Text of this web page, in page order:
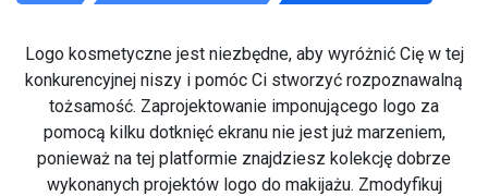
Logo kosmetyczne jest niezbędne, aby wyróżnić Cię w tej
konkurencyjnej niszy i pomóc Ci stworzyć rozpoznawalną
tożsamość. Zaprojektowanie imponującego logo za
pomocą kilku dotknięć ekranu nie jest już marzeniem,
ponieważ na tej platformie znajdziesz kolekcję dobrze
wykonanych projektów logo do makijażu. Zmodyfikuj